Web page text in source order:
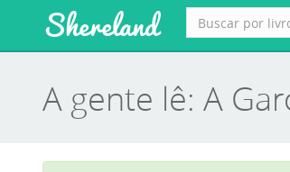
Shereland
A gente lê: A